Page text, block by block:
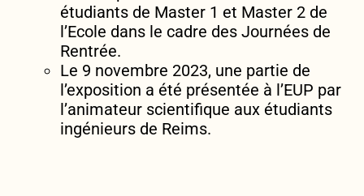
étudiants de Master 1 et Master 2 de
l’Ecole dans le cadre des Journées de
Rentrée.
Le 9 novembre 2023, une partie de
l’exposition a été présentée à l’EUP par
l’animateur scientifique aux étudiants
ingénieurs de Reims.